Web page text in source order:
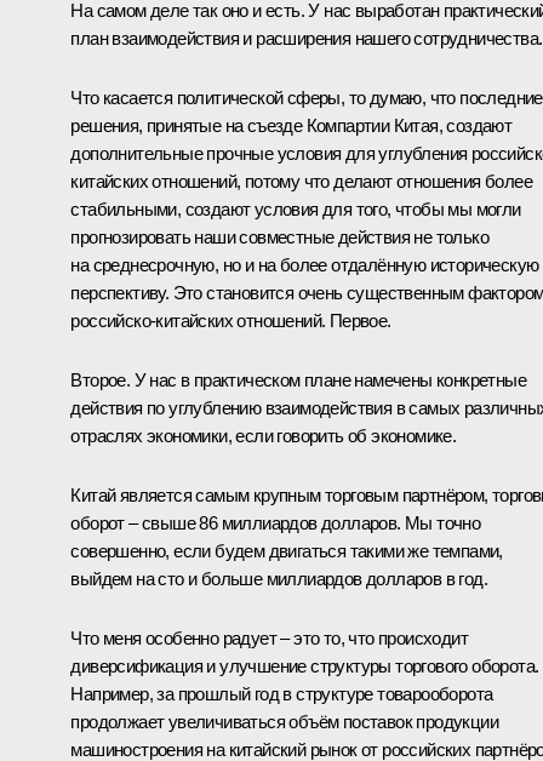
На самом деле так оно и есть. У нас выработан
план взаимодействия и расширения нашего сотрудничества.
Что касается политической сферы, то думаю, что последние
решения, принятые на съезде Компартии Китая, создают
дополнительные прочные условия для углубления
китайских отношений, потому что делают отношения более
стабильными, создают условия для того, чтобы мы могли
прогнозировать наши совместные действия не только
на среднесрочную, но и на более отдалённую историческую
перспективу. Это становится очень существенным
российско-китайских отношений. Первое.
Второе. У нас в практическом плане намечены конкретные
действия по углублению взаимодействия в самых
отраслях экономики, если говорить об экономике.
Китай является самым крупным торговым партнёром,
оборот – свыше 86 миллиардов долларов. Мы точно
совершенно, если будем двигаться такими же темпами,
выйдем на сто и больше миллиардов долларов в год.
Что меня особенно радует – это то, что происходит
диверсификация и улучшение структуры торгового оборота.
Например, за прошлый год в структуре товарооборота
продолжает увеличиваться объём поставок продукции
машиностроения на китайский рынок от российских